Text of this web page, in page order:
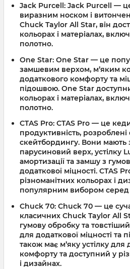
Jack Purcell: Jack Purcell —
виразним носком і
Chuck Taylor All Star, він
кольорах і матеріалах,
полотно.
One Star: One Star — це
замшевим верхом, м’яким
додаткового комфорту та
підошвою. One Star
кольорах і матеріалах,
полотно.
CTAS Pro: CTAS Pro — це
продуктивність,
скейтбордингу. Вони
парусиновий верх, устілку
амортизації та замшу з
додаткової міцності. CTAS
різноманітних кольорах і
популярним вибором серед
Chuck 70: Chuck 70 — це
класичних Chuck Taylor All
гумову обробку та
для додаткової міцності та
також має м’яку устілку для
комфорту та доступний у
і дизайнах.